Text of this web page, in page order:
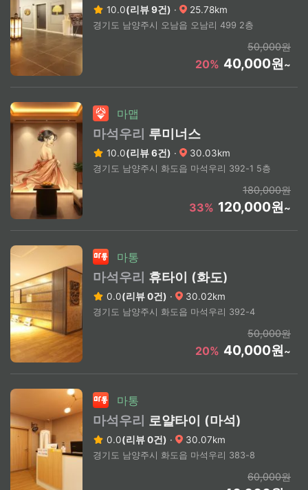
10.0(리뷰 9건) · 25.78km
경기도 남양주시 오남읍 오남리 499 2층
50,000원
20% 40,000원~
마맵
마석우리 루미너스
10.0(리뷰 6건) · 30.03km
경기도 남양주시 화도읍 마석우리 392-1 5층
180,000원
33% 120,000원~
마통
마석우리 휴타이 (화도)
0.0(리뷰 0건) · 30.02km
경기도 남양주시 화도읍 마석우리 392-4
50,000원
20% 40,000원~
마통
마석우리 로얄타이 (마석)
0.0(리뷰 0건) · 30.07km
경기도 남양주시 화도읍 마석우리 383-8
60,000원